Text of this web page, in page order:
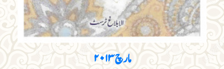
مارچ ۲۰۱۳